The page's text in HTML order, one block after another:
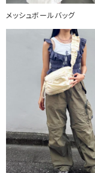
メッシュボールバッグ